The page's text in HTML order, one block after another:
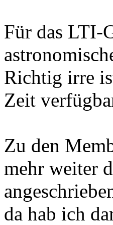
Für das LTI-
Richtig irre
Zeit
Zu den
mehr weiter
da hab ich